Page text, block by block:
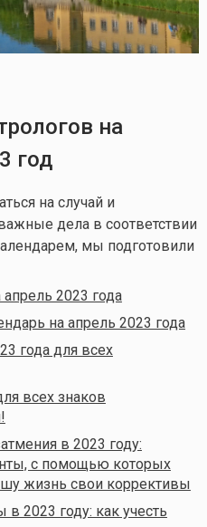
на
год
на случай и
дела в соответствии
мы подготовили
2023 года
на апрель 2023 года
года для всех
всех знаков
в 2023 году:
с помощью которых
жизнь свои коррективы
2023 году: как учесть